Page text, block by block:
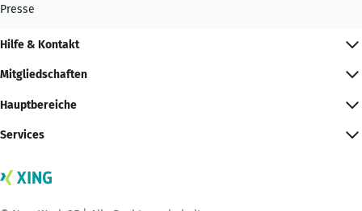
Presse
Hilfe & Kontakt
Mitgliedschaften
Hauptbereiche
Services